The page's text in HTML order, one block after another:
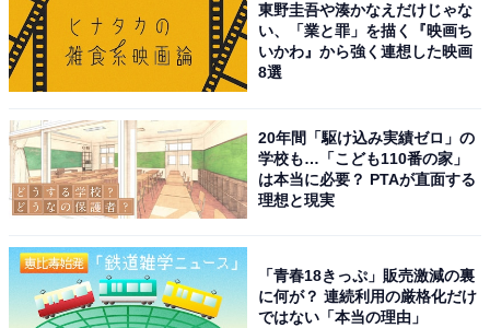
※掲載されている情報は記事公開時のものです。あらか
じめご了承ください。 また、記事中の宿泊プランを予約
すると、売上の一部がオールアバウトに還元されること
この記事の執筆者： All About ニュース お買
いもの部
Amazonのセール商品から売れ筋ランキングまで、毎日のお買いも
のがもっと楽しく、もっとお得になる情報をお届け。編集部員によ
る独自レビューなど、ここでしか手に入らない情報も満載です。
...続きを読む
東野圭吾や湊かなえだけじゃな
い、「業と罪」を描く『映画ち
いかわ』から強く連想した映画
8選
20年間「駆け込み実績ゼロ」の
学校も…「こども110番の家」
は本当に必要？ PTAが直面する
理想と現実
「青春18きっぷ」販売激減の裏
に何が？ 連続利用の厳格化だけ
ではない「本当の理由」